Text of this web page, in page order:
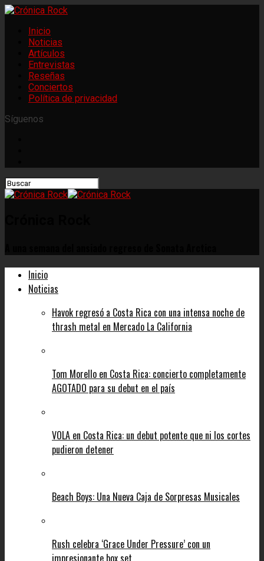
Inicio
Noticias
Artículos
Entrevistas
Reseñas
Conciertos
Política de privacidad
Síguenos
Inicio
Noticias
Havok regresó a Costa Rica con una intensa noche de
thrash metal en Mercado La California
Tom Morello en Costa Rica: concierto completamente
AGOTADO para su debut en el país
VOLA en Costa Rica: un debut potente que ni los cortes
pudieron detener
Beach Boys: Una Nueva Caja de Sorpresas Musicales
Rush celebra ‘Grace Under Pressure’ con un